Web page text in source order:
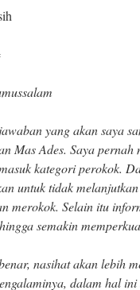
yang akan saya
Mas Ades. Saya
kategori perokok.
untuk tidak
merokok. Selain itu
semakin
nasihat akan lebih
dalam hal